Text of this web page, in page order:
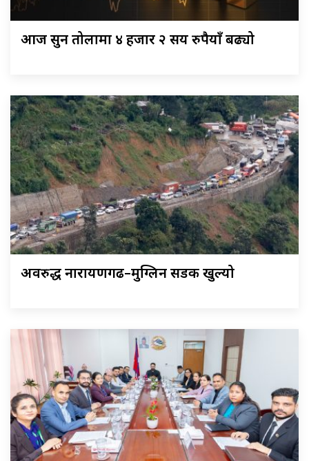
आज सुन तोलामा ४ हजार २ सय रुपैयाँ बढ्यो
अवरुद्ध नारायणगढ–मुग्लिन सडक खुल्यो